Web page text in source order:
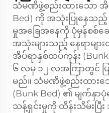
သံမဏိဖွဲ့စည်းထားသော အိ
Bed) ကို အသုံးပြုနေသည့်
မှုအခြေအနေကို ပုံမှန်စစ်ဆ
အသုံးများသည့် နေရာမျ
အိပ်ရာနှစ်ထပ်ကုန်း
၆ လမှ ၁၂ လအကြာတွင် ပ
မည်။ သံမဏိဖွဲ့စည်းထားသ
(Bunk Bed) ၏ မျက်နှာ
သန့်ရှင်းမှုကို ထိန်းသိမ်းပြီး